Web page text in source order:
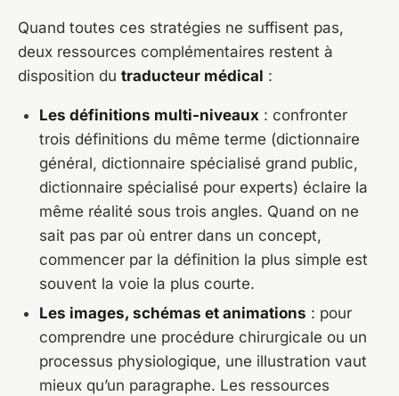
Quand toutes ces stratégies ne suffisent pas,
deux ressources complémentaires restent à
disposition du traducteur médical :
Les définitions multi-niveaux : confronter
trois définitions du même terme (dictionnaire
général, dictionnaire spécialisé grand public,
dictionnaire spécialisé pour experts) éclaire la
même réalité sous trois angles. Quand on ne
sait pas par où entrer dans un concept,
commencer par la définition la plus simple est
souvent la voie la plus courte.
Les images, schémas et animations : pour
comprendre une procédure chirurgicale ou un
processus physiologique, une illustration vaut
mieux qu’un paragraphe. Les ressources